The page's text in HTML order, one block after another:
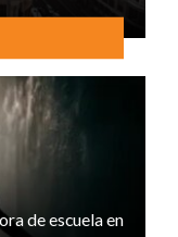
de escuela en